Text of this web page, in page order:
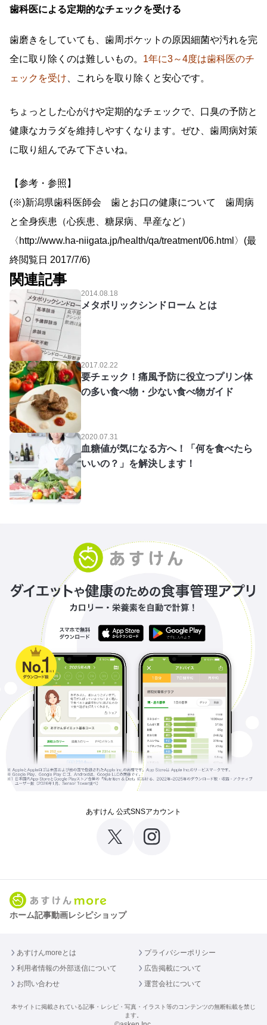
歯科医による定期的なチェックを受ける
歯磨きをしていても、歯周ポケットの原因細菌や汚れを完
全に取り除くのは難しいもの。 1年に3～4度は歯科医のチ
ェックを受け 、これらを取り除くと安心です。
ちょっとした心がけや定期的なチェックで、口臭の予防と
健康なカラダを維持しやすくなります。ぜひ、歯周病対策
に取り組んでみて下さいね。
【参考・参照】
(※)新潟県歯科医師会 歯とお口の健康について 歯周病
と全身疾患（心疾患、糖尿病、早産など）
〈http://www.ha-niigata.jp/health/qa/treatment/06.html〉(最
終閲覧日 2017/7/6)
関連記事
2014.08.18
メタボリックシンドローム とは
2017.02.22
要チェック！痛風予防に役立つプリン体
の多い食べ物・少ない食べ物ガイド
2020.07.31
血糖値が気になる方へ！「何を食べたら
いいの？」を解決します！
あすけん 公式SNSアカウント
ホーム記事動画レシピショップ
あすけんmoreとは
プライバシーポリシー
利用者情報の外部送信について
広告掲載について
お問い合わせ
運営会社について
本サイトに掲載されている記事・レシピ・写真・イラスト等のコンテンツの無断転載を禁じ
ます。